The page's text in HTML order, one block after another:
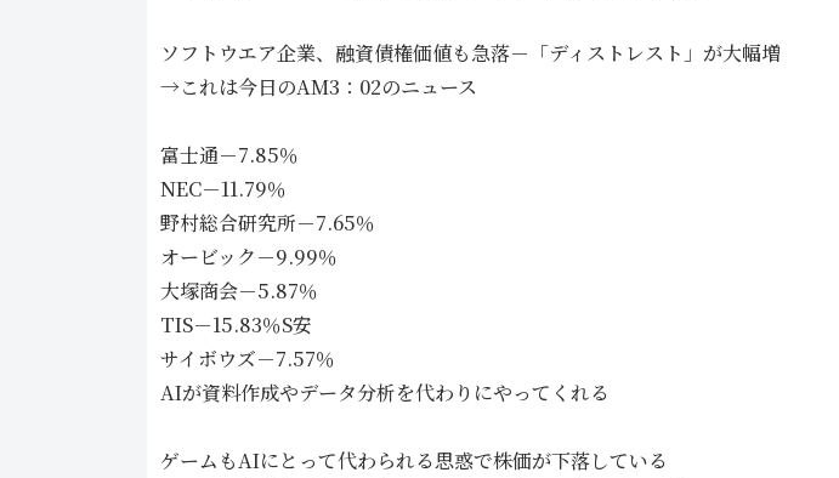
ソフトウエア企業、融資債権価値も急落－「ディストレスト」が大幅増
→これは今日のAM3：02のニュース
富士通－7.85％
NEC－11.79％
野村総合研究所－7.65％
オービック－9.99％
大塚商会－5.87％
TIS－15.83％S安
サイボウズ－7.57％
AIが資料作成やデータ分析を代わりにやってくれる
ゲームもAIにとって代わられる思惑で株価が下落している